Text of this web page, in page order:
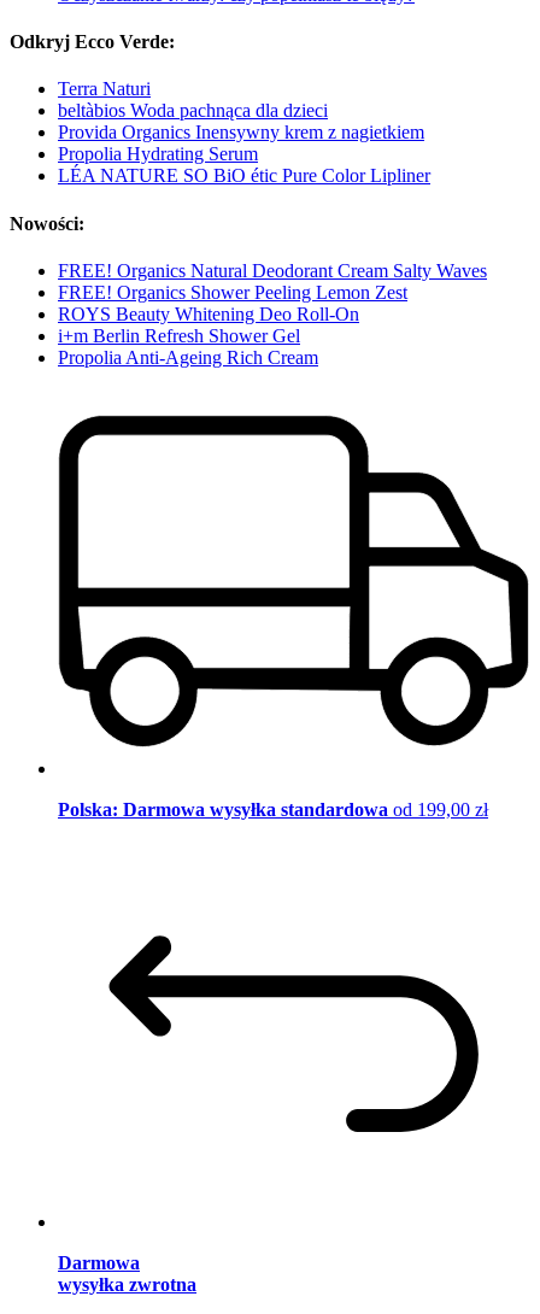
Odkryj Ecco Verde:
Terra Naturi
beltàbios Woda pachnąca dla dzieci
Provida Organics Inensywny krem z nagietkiem
Propolia Hydrating Serum
LÉA NATURE SO BiO étic Pure Color Lipliner
Nowości:
FREE! Organics Natural Deodorant Cream Salty Waves
FREE! Organics Shower Peeling Lemon Zest
ROYS Beauty Whitening Deo Roll-On
i+m Berlin Refresh Shower Gel
Propolia Anti-Ageing Rich Cream
Polska: Darmowa wysyłka standardowa od 199,00 zł
Darmowa
wysyłka zwrotna